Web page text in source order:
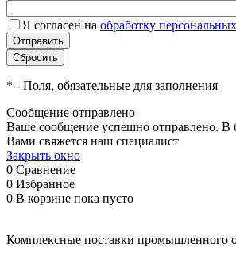
Я согласен на обработку
* - Поля, обязательные для заполнения
Сообщение отправлено
Ваше сообщение успешно отправлено. В
Вами свяжется наш специалист
Закрыть окно
0 Сравнение
0 Избранное
0 В корзине пока пусто
Комплексные поставки промышленного